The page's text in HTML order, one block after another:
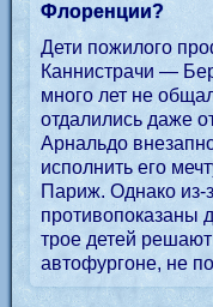
Флоренции?
Дети пожилого
Каннистрачи —
много лет не
отдалились даже
Арнальдо
исполнить его
Париж. Однако из-
противопоказаны
трое детей
автофургоне, не